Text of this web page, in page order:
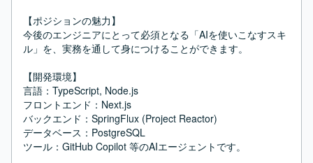
【ポジションの魅力】
今後のエンジニアにとって必須となる「AIを使いこなすスキ
ル」を、実務を通して身につけることができます。
【開発環境】
言語：TypeScript, Node.js
フロントエンド：Next.js
バックエンド：SpringFlux (Project Reactor)
データベース：PostgreSQL
ツール：GitHub Copilot 等のAIエージェントです。